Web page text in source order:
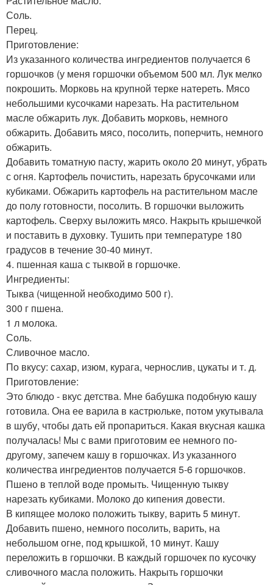
Соль.
Перец.
Приготовление:
Из указанного количества ингредиентов получается 6
горшочков (у меня горшочки объемом 500 мл. Лук мелко
покрошить. Морковь на крупной терке натереть. Мясо
небольшими кусочками нарезать. На растительном
масле обжарить лук. Добавить морковь, немного
обжарить. Добавить мясо, посолить, поперчить, немного
обжарить.
Добавить томатную пасту, жарить около 20 минут, убрать
с огня. Картофель почистить, нарезать брусочками или
кубиками. Обжарить картофель на растительном масле
до полу готовности, посолить. В горшочки выложить
картофель. Сверху выложить мясо. Накрыть крышечкой
и поставить в духовку. Тушить при температуре 180
градусов в течение 30-40 минут.
4. пшенная каша с тыквой в горшочке.
Ингредиенты:
Тыква (чищенной необходимо 500 г).
300 г пшена.
1 л молока.
Соль.
Сливочное масло.
По вкусу: сахар, изюм, курага, чернослив, цукаты и т. д.
Приготовление:
Это блюдо - вкус детства. Мне бабушка подобную кашу
готовила. Она ее варила в кастрюльке, потом укутывала
в шубу, чтобы дать ей пропариться. Какая вкусная кашка
получалась! Мы с вами приготовим ее немного по-
другому, запечем кашу в горшочках. Из указанного
количества ингредиентов получается 5-6 горшочков.
Пшено в теплой воде промыть. Чищенную тыкву
нарезать кубиками. Молоко до кипения довести.
В кипящее молоко положить тыкву, варить 5 минут.
Добавить пшено, немного посолить, варить, на
небольшом огне, под крышкой, 10 минут. Кашу
переложить в горшочки. В каждый горшочек по кусочку
сливочного масла положить. Накрыть горшочки